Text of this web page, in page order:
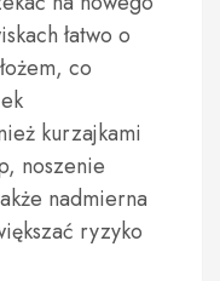
łatwo o
co
kurzajkami
noszenie
nadmierna
ryzyko